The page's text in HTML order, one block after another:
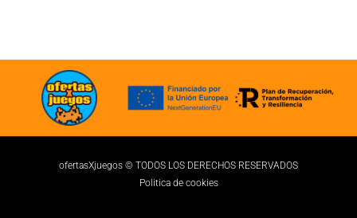
ofertasXjuegos © TODOS LOS DERECHOS RESERVADOS
Politica de cookies